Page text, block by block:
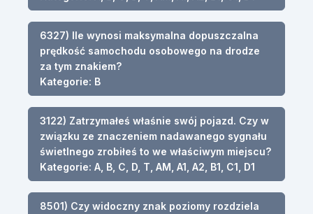
6327) Ile wynosi maksymalna dopuszczalna
prędkość samochodu osobowego na drodze
za tym znakiem?
Kategorie: B
3122) Zatrzymałeś właśnie swój pojazd. Czy w
związku ze znaczeniem nadawanego sygnału
świetlnego zrobiłeś to we właściwym miejscu?
Kategorie: A, B, C, D, T, AM, A1, A2, B1, C1, D1
8501) Czy widoczny znak poziomy rozdziela